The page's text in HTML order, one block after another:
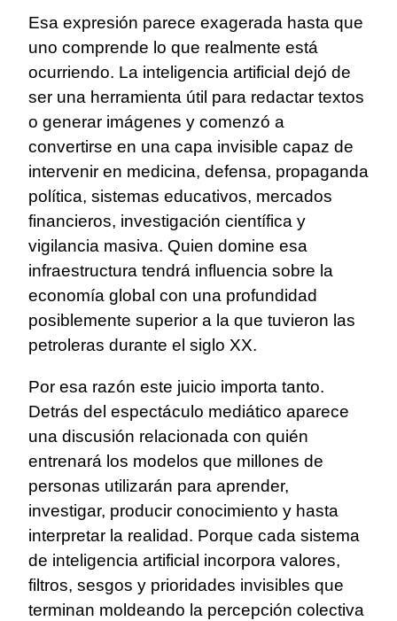
Esa expresión parece exagerada hasta que
uno comprende lo que realmente está
ocurriendo. La inteligencia artificial dejó de
ser una herramienta útil para redactar textos
o generar imágenes y comenzó a
convertirse en una capa invisible capaz de
intervenir en medicina, defensa, propaganda
política, sistemas educativos, mercados
financieros, investigación científica y
vigilancia masiva. Quien domine esa
infraestructura tendrá influencia sobre la
economía global con una profundidad
posiblemente superior a la que tuvieron las
petroleras durante el siglo XX.
Por esa razón este juicio importa tanto.
Detrás del espectáculo mediático aparece
una discusión relacionada con quién
entrenará los modelos que millones de
personas utilizarán para aprender,
investigar, producir conocimiento y hasta
interpretar la realidad. Porque cada sistema
de inteligencia artificial incorpora valores,
filtros, sesgos y prioridades invisibles que
terminan moldeando la percepción colectiva